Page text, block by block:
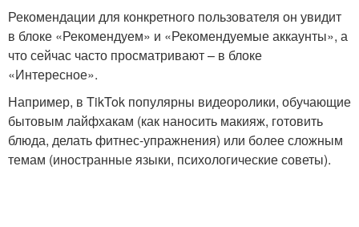
Рекомендации для конкретного пользователя он увидит
в блоке «Рекомендуем» и «Рекомендуемые аккаунты», а
что сейчас часто просматривают – в блоке
«Интересное».
Например, в TikTok популярны видеоролики, обучающие
бытовым лайфхакам (как наносить макияж, готовить
блюда, делать фитнес-упражнения) или более сложным
темам (иностранные языки, психологические советы).